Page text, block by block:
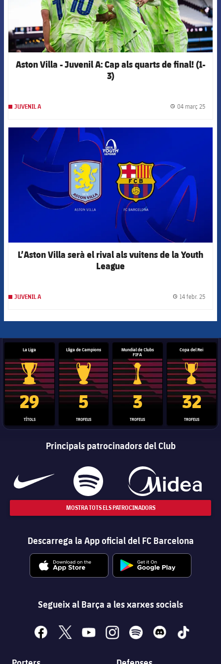
Aston Villa - Juvenil A: Cap als quarts de final! (1-
3)
JUVENIL A 04 març 25
L’Aston Villa serà el rival als vuitens de la Youth
League
JUVENIL A 14 febr. 25
La Liga
Trofeu de la Liga
29
TÍTOLS
Lliga de Campions
Trofeu de la Lliga de Campions
5
TROFEUS
Mundial de Clubs
FIFA
Trofeu del Mundial de Clubs
3
TROFEUS
Copa del Rei
Copa del
32
TROFEUS
Principals patrocinadors del Club
MOSTRA TOTS ELS PATROCINADORS
Descarrega la App oficial del FC Barcelona
Segueix al Barça a les xarxes socials
facebook
x youtubeinstagramspotify discord tiktok